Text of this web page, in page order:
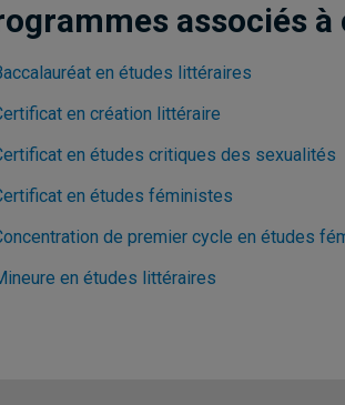
associés à
en études littéraires
en création littéraire
en études critiques des sexualités
en études féministes
de premier cycle en études
en études littéraires